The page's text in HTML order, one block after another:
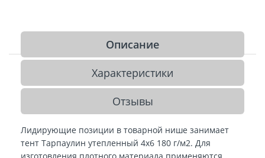
Описание
Характеристики
Отзывы
Лидирующие позиции в товарной нише занимает
тент Тарпаулин утепленный 4х6 180 г/м2. Для
изготовления плотного материала применяются